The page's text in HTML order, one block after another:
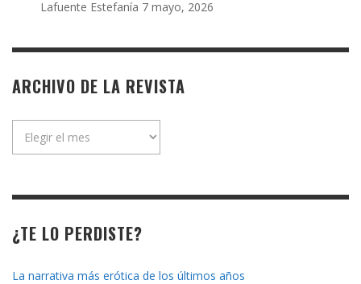
Lafuente Estefanía 7 mayo, 2026
ARCHIVO DE LA REVISTA
¿TE LO PERDISTE?
La narrativa más erótica de los últimos años